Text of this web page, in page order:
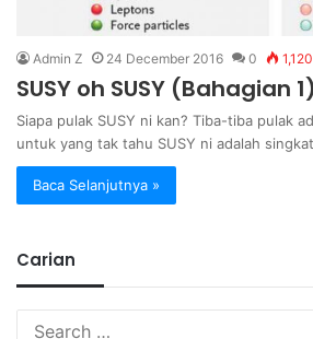
Admin Z 24 December 2016 0 1,120
SUSY oh SUSY (Bahagian 1)
Siapa pulak SUSY ni kan? Tiba-tiba pulak
untuk yang tak tahu SUSY ni adalah
Baca Selanjutnya »
Carian